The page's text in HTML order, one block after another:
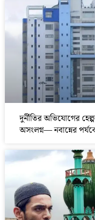
দুর্নীতির অভিযোগের
অসংলগ্ন— নবান্নের